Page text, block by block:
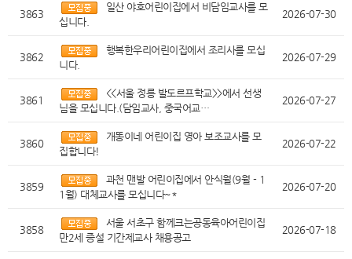
3863
일산 야호어린이집에서 비담임교사를 모
십니다.
2026-07-30
3862
행복한우리어린이집에서 조리사를 모십
니다.
2026-07-29
3861
<<서울 정릉 발도르프학교>>에서 선생
님을 모십니다.(담임교사, 중국어교…
2026-07-27
3860
개똥이네 어린이집 영아 보조교사를 모
집합니다!
2026-07-22
3859
과천 맨발 어린이집에서 안식월(9월 - 1
1월) 대체교사를 모십니다~*
2026-07-20
3858
서울 서초구 함께크는공동육아어린이집
만2세 증설 기간제교사 채용공고
2026-07-18